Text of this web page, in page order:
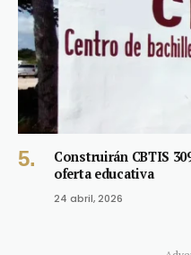
Construirán CBTIS
oferta educativa
24 abril, 2026